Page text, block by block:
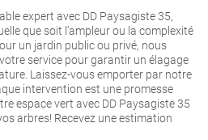
expert avec DD Paysagiste 35,
que soit l’ampleur ou la complexité
un jardin public ou privé, nous
service pour garantir un élagage
Laissez-vous emporter par notre
intervention est une promesse
espace vert avec DD Paysagiste 35
arbres! Recevez une estimation